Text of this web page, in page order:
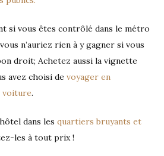
si vous êtes contrôlé dans le métro
n’auriez rien à y gagner si vous
droit; Achetez aussi la vignette
avez choisi de voyager en
voiture.
dans les quartiers bruyants et
les à tout prix !